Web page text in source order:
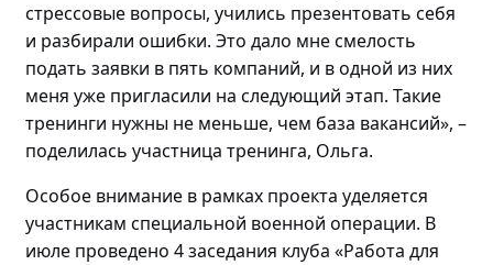
стрессовые вопросы, учились презентовать себя
и разбирали ошибки. Это дало мне смелость
подать заявки в пять компаний, и водной из них
меня уже пригласили на следующий этап. Такие
тренинги нужны не меньше, чем база вакансий», –
поделилась участница тренинга, Ольга.
Особое внимание в рамках проекта уделяется
участникам специальной военной операции. В
июле проведено 4 заседания клуба «Работа для